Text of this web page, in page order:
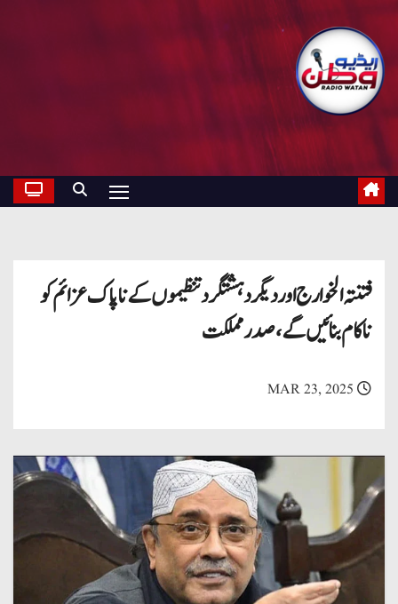
فتنتہ الخوارج اور دیگر دہشتگرد تنظیموں کے ناپاک عزائم کو
ناکام بنائیں گے، صدر مملکت
MAR 23, 2025